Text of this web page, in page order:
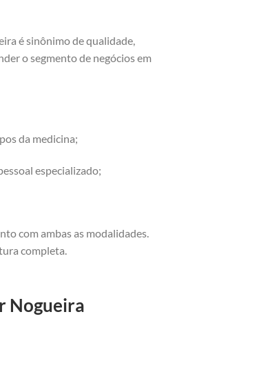
é sinônimo de qualidade,
o segmento de negócios em
da medicina;
especializado;
com ambas as modalidades.
completa.
Nogueira